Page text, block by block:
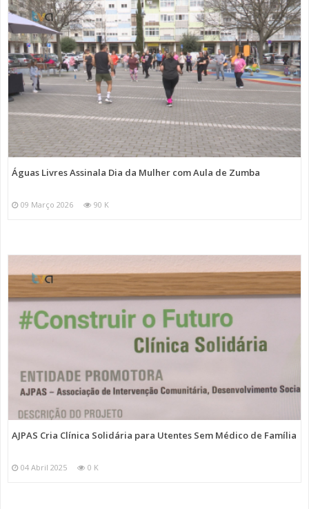
Águas Livres Assinala Dia da Mulher com Aula de Zumba
09 Março 2026 90 K
AJPAS Cria Clínica Solidária para Utentes Sem Médico de Família
04 Abril 2025 0 K